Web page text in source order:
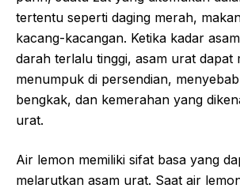
tertentu seperti daging merah,
kacang-kacangan. Ketika kadar
darah terlalu tinggi, asam urat dapat
menumpuk di persendian,
bengkak, dan kemerahan yang
urat.
Air lemon memiliki sifat basa yang
melarutkan asam urat. Saat air